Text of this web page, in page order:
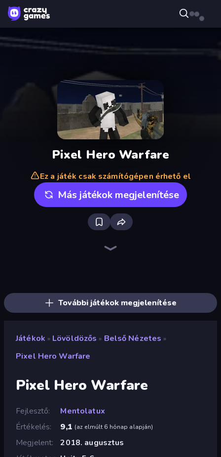
Pixel Hero Warfare
Ez a játék csak számítógépen érhető el
Más játékok megjelenítése
További játékok megjelenítése
Játékok » Lövöldözős » Belső Nézetes »
Pixel Hero Warfare
Pixel Hero Warfare
Fejlesztő
Mentolatux
Értékelés
9,1 (az elmúlt 6 hónap alapján)
Megjelent
2018. augusztus